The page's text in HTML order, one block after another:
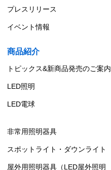
プレスリリース
イベント情報
商品紹介
トピックス&新商品発売のご案内
LED照明
LED電球
非常用照明器具
スポットライト・ダウンライト
屋外用照明器具（LED屋外照明